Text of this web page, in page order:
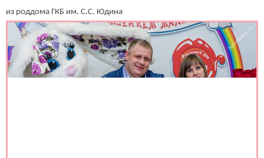
Ваше имя:*
Имя мужа:*
Его телефон:*
Подтверждаю свое согласие на обработку персональных
данных в соответствииПолитикой конфиденциальности
из роддома ГКБ им. С.С. Юдина